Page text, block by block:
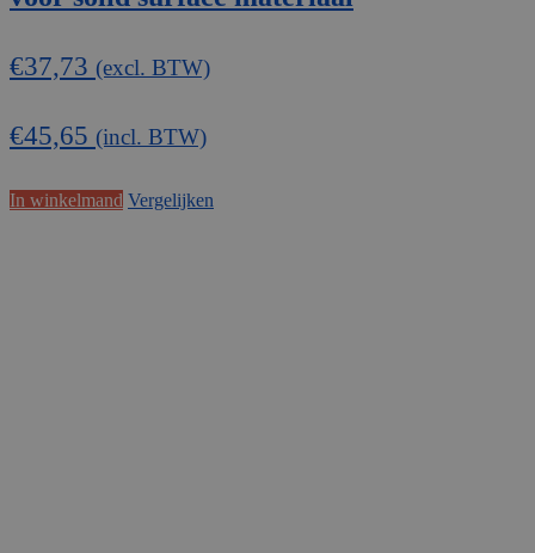
€37,73 (excl. BTW)
€45,65 (incl. BTW)
In winkelmand Vergelijken